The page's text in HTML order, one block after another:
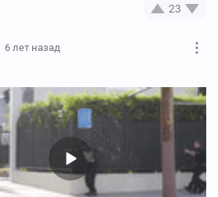
23
6 лет назад